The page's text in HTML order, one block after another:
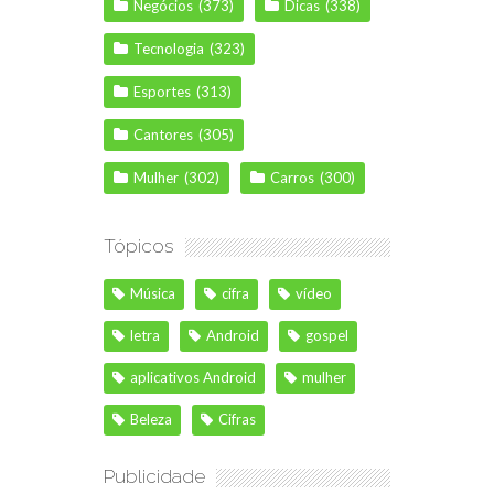
Negócios (373) Dicas (338)
Tecnologia (323)
Esportes (313)
Cantores (305)
Mulher (302) Carros (300)
Tópicos
Música cifra vídeo
letra Android gospel
aplicativos Android mulher
Beleza Cifras
Publicidade